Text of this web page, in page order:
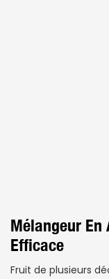
Mélangeur
Efficace
Fruit de plusieurs